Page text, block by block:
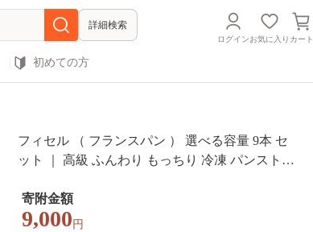
詳細検索
ログインお気に入り カート
初めての方
フィセル （ フランスパン ） 選べる容量 9本 セ
ット ｜ 高級 ふんわり もっちり 冷凍 パンストッ
イッチ サンドウィッチ ギフト プレゼント おす
すめ 高知県 須崎市
寄附金額
9,000 円